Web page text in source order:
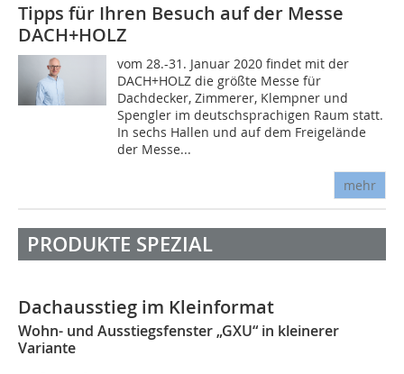
Tipps für Ihren Besuch auf der Messe
DACH+HOLZ
vom 28.-31. Januar 2020 findet mit der
DACH+HOLZ die größte Messe für
Dachdecker, Zimmerer, Klempner und
Spengler im deutschsprachigen Raum statt.
In sechs Hallen und auf dem Freigelände
der Messe...
mehr
PRODUKTE SPEZIAL
Dachausstieg im Kleinformat
Wohn- und Ausstiegsfenster „GXU“ in kleinerer
Variante